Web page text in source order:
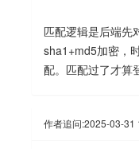
匹配逻辑是后端先
sha1+md5加密，
配。匹配过了才算
作者追问:2025-03-31